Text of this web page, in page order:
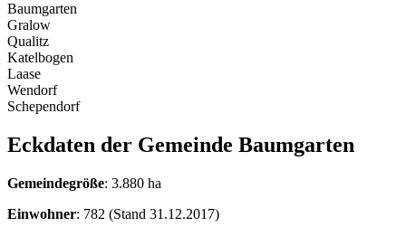
Baumgarten
Gralow
Qualitz
Katelbogen
Laase
Wendorf
Schependorf
Eckdaten der Gemeinde Baumgarten
Gemeindegröße: 3.880 ha
Einwohner: 782 (Stand 31.12.2017)